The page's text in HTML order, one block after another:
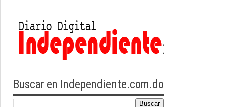
Buscar en Independiente.com.do